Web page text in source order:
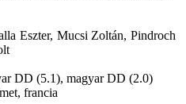
Eszter, Mucsi Zoltán, Pindroch
DD (5.1), magyar DD (2.0)
francia